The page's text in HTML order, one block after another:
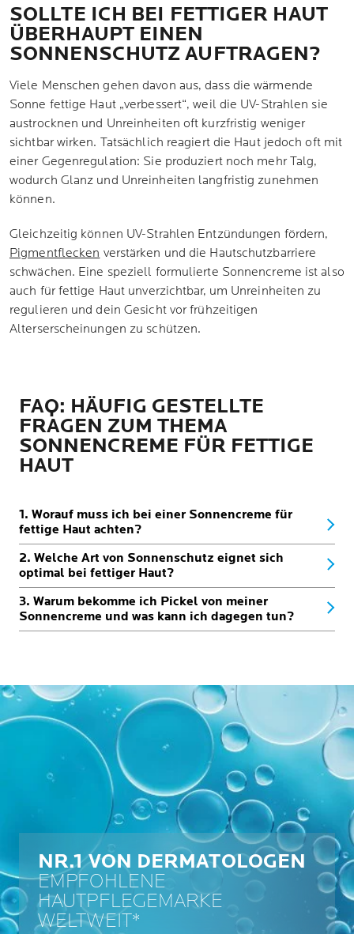
SOLLTE ICH BEI FETTIGER HAUT
ÜBERHAUPT EINEN
SONNENSCHUTZ AUFTRAGEN?
Viele Menschen gehen davon aus, dass die wärmende
Sonne fettige Haut „verbessert“, weil die UV-Strahlen sie
austrocknen und Unreinheiten oft kurzfristig weniger
sichtbar wirken. Tatsächlich reagiert die Haut jedoch oft mit
einer Gegenregulation: Sie produziert noch mehr Talg,
wodurch Glanz und Unreinheiten langfristig zunehmen
können.
Gleichzeitig können UV-Strahlen Entzündungen fördern,
Pigmentflecken verstärken und die Hautschutzbarriere
schwächen. Eine speziell formulierte Sonnencreme ist also
auch für fettige Haut unverzichtbar, um Unreinheiten zu
regulieren und dein Gesicht vor frühzeitigen
Alterserscheinungen zu schützen.
FAQ: HÄUFIG GESTELLTE
FRAGEN ZUM THEMA
SONNENCREME FÜR FETTIGE
HAUT
1. Worauf muss ich bei einer Sonnencreme für
fettige Haut achten?
2. Welche Art von Sonnenschutz eignet sich
optimal bei fettiger Haut?
3. Warum bekomme ich Pickel von meiner
Sonnencreme und was kann ich dagegen tun?
NR.1 VON DERMATOLOGEN
EMPFOHLENE
HAUTPFLEGEMARKE
WELTWEIT*